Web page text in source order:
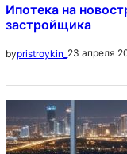
Ипотека на
застройщика
bypristroykin_ 23 апреля